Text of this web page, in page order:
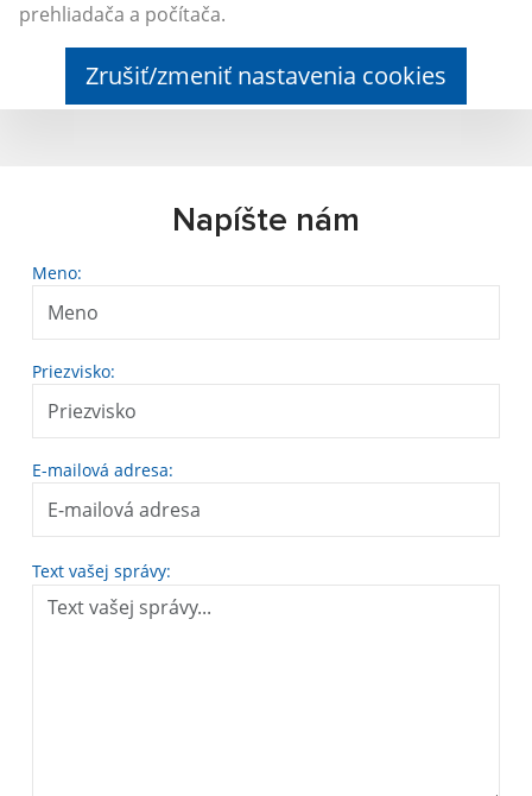
prehliadača a počítača.
Zrušiť/zmeniť nastavenia cookies
Napíšte nám
Meno:
Priezvisko:
E-mailová adresa:
Text vašej správy: